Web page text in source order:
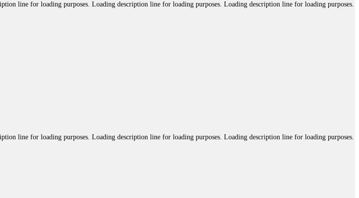
line for loading purposes. Loading description line for loading purposes. Loading description line for loading purposes.
line for loading purposes. Loading description line for loading purposes. Loading description line for loading purposes.